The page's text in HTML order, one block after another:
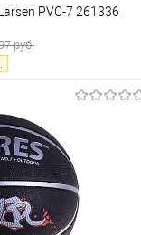
PVC-7 261336
руб.
Сравнение
В наличии